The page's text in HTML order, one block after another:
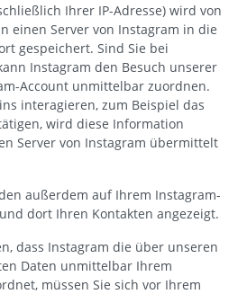
Ihrer IP-Adresse) wird von
einen Server von Instagram in die
gespeichert. Sind Sie bei
Instagram den Besuch unserer
Account unmittelbar zuordnen.
interagieren, zum Beispiel das
wird diese Information
Server von Instagram übermittelt
außerdem auf Ihrem Instagram-
dort Ihren Kontakten angezeigt.
dass Instagram die über unseren
Daten unmittelbar Ihrem
müssen Sie sich vor Ihrem